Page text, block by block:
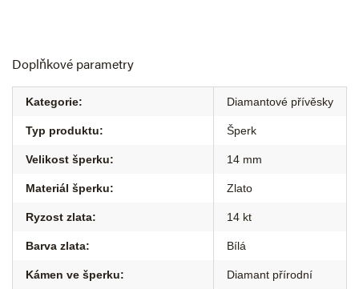
Doplňkové parametry
Kategorie: Diamantové přívěsky
Typ produktu: Šperk
Velikost šperku: 14 mm
Materiál šperku: Zlato
Ryzost zlata: 14 kt
Barva zlata: Bílá
Kámen ve šperku: Diamant přírodní